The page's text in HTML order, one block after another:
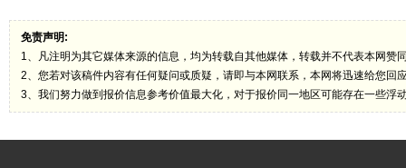
免责声明:
1、凡注明为其它媒体来源的信息，均为转载自其他媒体，转载并不代表本网赞
2、您若对该稿件内容有任何疑问或质疑，请即与本网联系，本网将迅速给您回
3、我们努力做到报价信息参考价值最大化，对于报价同一地区可能存在一些浮